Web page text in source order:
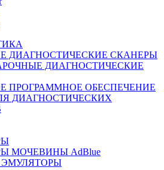
ДИАГНОСТИЧЕСКИЕ СКАНЕРЫ
ДИАГНОСТИЧЕСКИЕ
ПРОГРАММНОЕ ОБЕСПЕЧЕНИЕ
ДИАГНОСТИЧЕСКИХ
МОЧЕВИНЫ АdBlue
ЭМУЛЯТОРЫ